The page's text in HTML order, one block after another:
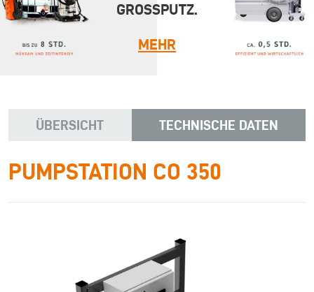
GROSSPUTZ.
MEHR
AUCH AUFBEREITEN KANN?
MEHR
ÜBERSICHT TECHNISCHE DATEN
PUMPSTATION CO 350